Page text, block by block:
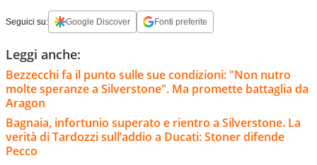
Seguici su: Google Discover Fonti preferite
Leggi anche:
Bezzecchi fa il punto sulle sue condizioni: "Non nutro
molte speranze a Silverstone". Ma promette battaglia da
Aragon
Bagnaia, infortunio superato e rientro a Silverstone. La
verità di Tardozzi sull’addio a Ducati: Stoner difende
Pecco